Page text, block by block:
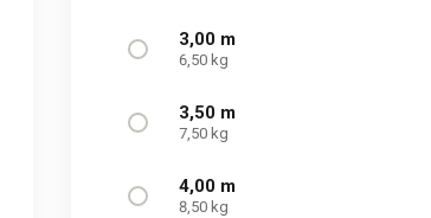
3,00 m
6,50 kg
3,50 m
7,50 kg
4,00 m
8,50 kg